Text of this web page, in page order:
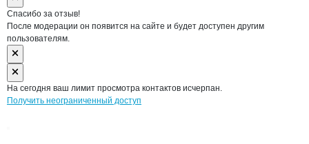
Спасибо за отзыв!
После модерации он появится на сайте и будет доступен другим
пользователям.
На сегодня ваш лимит просмотра контактов исчерпан.
Получить неограниченный доступ